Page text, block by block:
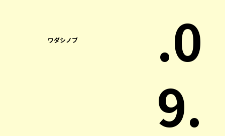
ワダシノブ
.0
9.